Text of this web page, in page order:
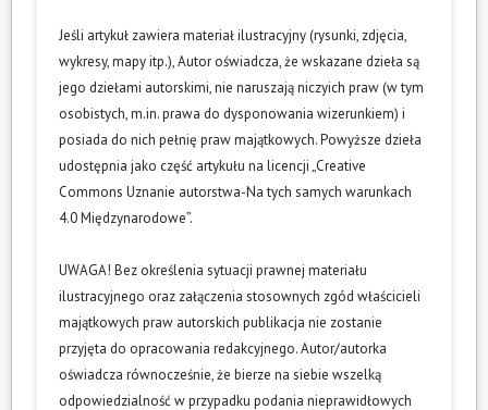
Jeśli artykuł zawiera materiał ilustracyjny (rysunki, zdjęcia,
wykresy, mapy itp.), Autor oświadcza, że wskazane dzieła są
jego dziełami autorskimi, nie naruszają niczyich praw (w tym
osobistych, m.in. prawa do dysponowania wizerunkiem) i
posiada do nich pełnię praw majątkowych. Powyższe dzieła
udostępnia jako część artykułu na licencji „Creative
Commons Uznanie autorstwa-Na tych samych warunkach
4.0 Międzynarodowe”.
UWAGA! Bez określenia sytuacji prawnej materiału
ilustracyjnego oraz załączenia stosownych zgód właścicieli
majątkowych praw autorskich publikacja nie zostanie
przyjęta do opracowania redakcyjnego. Autor/autorka
oświadcza równocześnie, że bierze na siebie wszelką
odpowiedzialność w przypadku podania nieprawidłowych